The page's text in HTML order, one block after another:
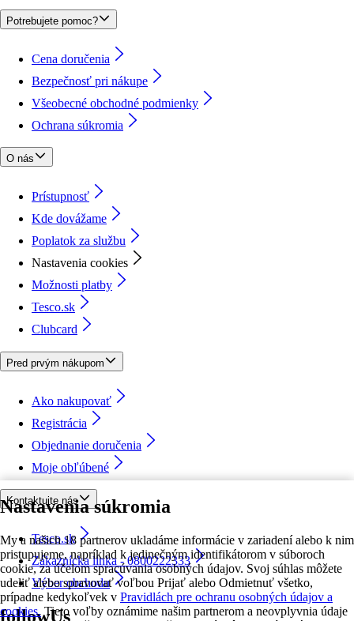
Nastavenia súkromia
My a našich 18 partnerov ukladáme informácie v zariadení alebo k nim
pristupujeme, napríklad k jedinečným identifikátorom v súboroch
cookie, za účelom spracúvania osobných údajov. Svoj súhlas môžete
udeliť alebo spravovať voľbou Prijať alebo Odmietnuť všetko,
prípadne kedykoľvek v Pravidlách pre ochranu osobných údajov a
cookies. Tieto voľby oznámime našim partnerom a neovplyvnia údaje
Potrebujete pomoc?
Cena doručenia
Bezpečnosť pri nákupe
Všeobecné obchodné podmienky
Ochrana súkromia
O nás
Prístupnosť
Kde dovážame
Poplatok za službu
Nastavenia cookies
Možnosti platby
Tesco.sk
Clubcard
Pred prvým nákupom
Ako nakupovať
Registrácia
Objednanie doručenia
Moje obľúbené
Kontaktujte nás
Tesco.sk
Zákaznícka linka - 0800222333
Výber obchodu
followUs